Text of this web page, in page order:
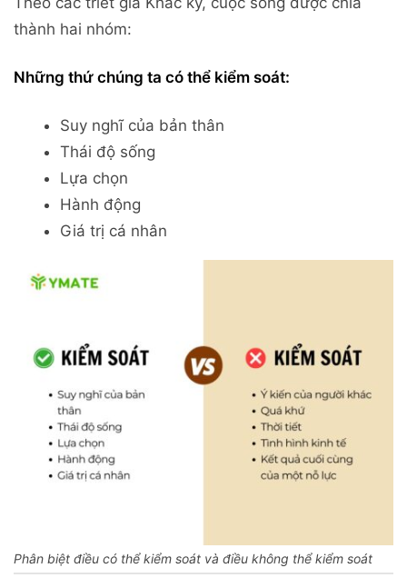
thành hai nhóm:
Những thứ chúng ta có thể kiểm soát:
Suy nghĩ của bản thân
Thái độ sống
Lựa chọn
Hành động
Giá trị cá nhân
Phân biệt điều có thể kiểm soát và điều không thể kiểm soát